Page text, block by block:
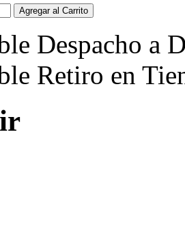
Agregar al Carrito
Despacho a
Retiro en